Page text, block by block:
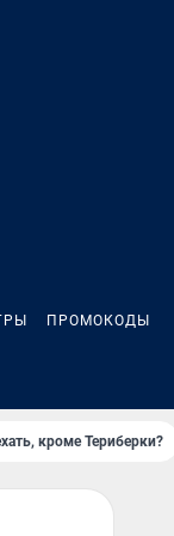
ПРОМОКОДЫ
кроме Териберки?